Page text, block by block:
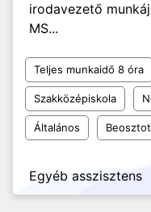
irodavezető
MS...
Teljes munkaidő 8 óra
Szakközépiskola
Általános
Egyéb asszisztens